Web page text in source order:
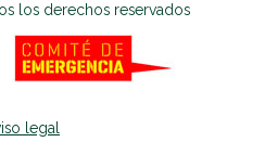
los derechos reservados
legal